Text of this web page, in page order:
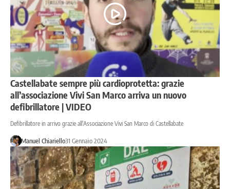
Castellabate sempre più cardioprotetta: grazie
all’associazione Vivi San Marco arriva un nuovo
defibrillatore | VIDEO
Defibrillatore in arrivo grazie all'Associazione Vivi San Marco di Castellabate
Manuel Chiariello31 Gennaio 2024